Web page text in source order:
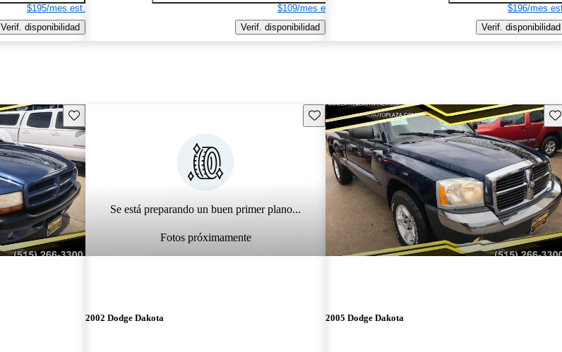
$195/mes est.
Verif. disponibilidad
$109/mes est.
Verif. disponibilidad
$196/mes
Verif. disponibilidad
Guarda este Aviso
Se está preparando un buen primer plano...
Fotos próximamente
Guarda este Aviso
2002 Dodge Dakota 2005 Dodge Dakota